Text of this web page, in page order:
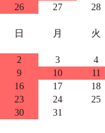
26
27 28
日
月 火
2
3 4
9
10 11
16
17 18
23
24 25
30
31